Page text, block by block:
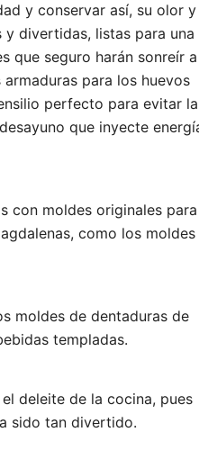
y conservar así, su olor y
divertidas, listas para una
que seguro harán sonreír a
para los huevos
perfecto para evitar la
que inyecte
con moldes originales para
como los moldes
moldes de dentaduras de
templadas.
deleite de la cocina, pues
sido tan divertido.